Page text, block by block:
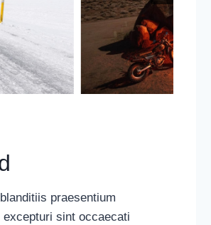
praesentium
sint occaecati